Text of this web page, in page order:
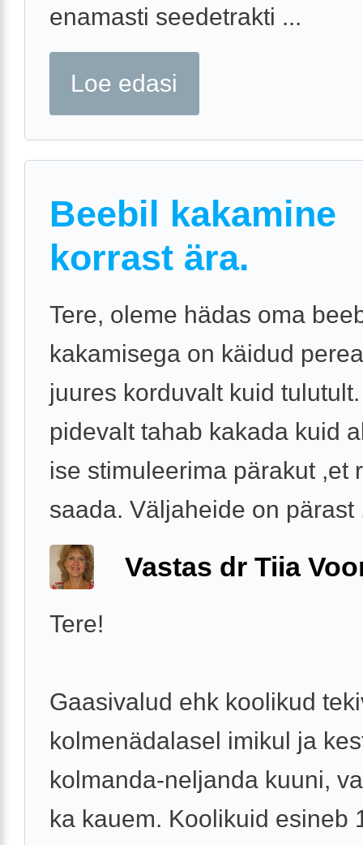
enamasti seedetrakti ...
Loe edasi
Beebil kakamine
korrast ära.
Tere, oleme hädas oma
kakamisega on käidud
juures korduvalt kuid
pidevalt tahab kakada kuid
ise stimuleerima pärakut ,et
saada. Väljaheide on pärast
Vastas dr Tiia
Tere!
Gaasivalud ehk koolikud
kolmenädalasel imikul ja
kolmanda-neljanda kuuni,
ka kauem. Koolikuid esineb